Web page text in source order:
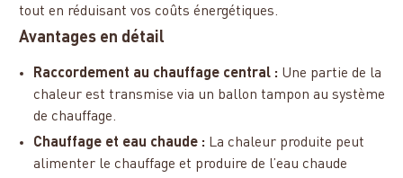
tout en réduisant vos coûts énergétiques.
Avantages en détail
Raccordement au chauffage central : Une partie de la
chaleur est transmise via un ballon tampon au système
de chauffage.
Chauffage et eau chaude : La chaleur produite peut
alimenter le chauffage et produire de l’eau chaude